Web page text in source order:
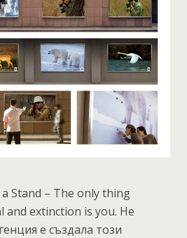
a Stand – The only thing
and extinction is you. Не
е създала този